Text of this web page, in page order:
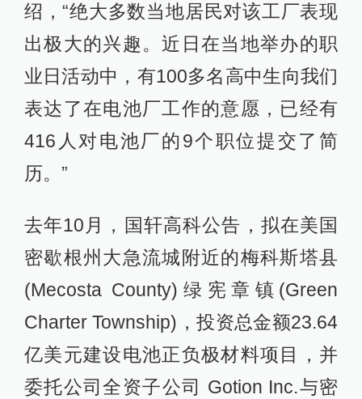
绍，“绝大多数当地居民对该工厂表现
出极大的兴趣。近日在当地举办的职
业日活动中，有100多名高中生向我们
表达了在电池厂工作的意愿，已经有
416人对电池厂的9个职位提交了简
历。”
去年10月，国轩高科公告，拟在美国
密歇根州大急流城附近的梅科斯塔县
(Mecosta County)绿宪章镇(Green
Charter Township)，投资总金额23.64
亿美元建设电池正负极材料项目，并
委托公司全资子公司 Gotion Inc.与密